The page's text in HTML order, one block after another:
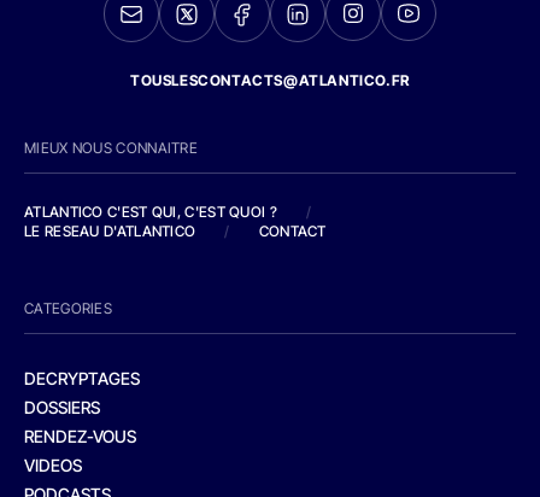
TOUSLESCONTACTS@ATLANTICO.FR
MIEUX NOUS CONNAITRE
ATLANTICO C'EST QUI, C'EST QUOI ?
/
LE RESEAU D'ATLANTICO
/ CONTACT
CATEGORIES
DECRYPTAGES
DOSSIERS
RENDEZ-VOUS
VIDEOS